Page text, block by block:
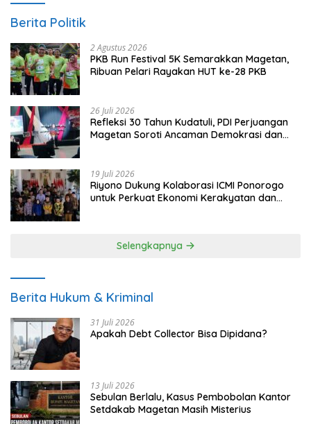
Berita Politik
2 Agustus 2026
PKB Run Festival 5K Semarakkan Magetan,
Ribuan Pelari Rayakan HUT ke-28 PKB
26 Juli 2026
Refleksi 30 Tahun Kudatuli, PDI Perjuangan
Magetan Soroti Ancaman Demokrasi dan
19 Juli 2026
Riyono Dukung Kolaborasi ICMI Ponorogo
untuk Perkuat Ekonomi Kerakyatan dan
Selengkapnya
Berita Hukum & Kriminal
31 Juli 2026
Apakah Debt Collector Bisa Dipidana?
13 Juli 2026
Sebulan Berlalu, Kasus Pembobolan Kantor
Setdakab Magetan Masih Misterius